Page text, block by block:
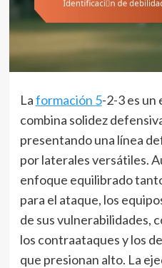
Laformación 5-2-3 es un
combina solidez
presentando una línea
por laterales versátiles.
enfoque equilibrado
para el ataque, los
de sus vulnerabilidades,
los contraataques y los
que presionan alto. La